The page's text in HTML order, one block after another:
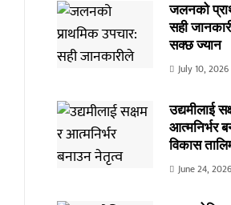
जलनको
सही
सक्छ ज्यान
July 10, 2026
उद्यमीलाई
आत्मनिर्भर
विकास
June 24, 2026